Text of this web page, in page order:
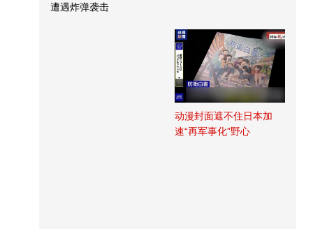
遭遇炸弹袭击
动漫封面遮不住日本加
速“再军事化”野心